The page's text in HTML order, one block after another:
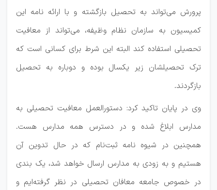
پرورش می‌تواند به تحصیل بازگشته و با ارائه نامه این
کمیسیون به سازمان نظام وظیفه، می‌تواند از معافیت
تحصیلی استفاده کند البته این شرط برای کسانی است که
ترک تحصیلشان زیر یکسال بوده و دوباره به تحصیل
بازگردند.
وی در پایان تاکید کرد: دستورالعمل معافیت تحصیلی به
مدارس ابلاغ شده و در دسترس همه مدارس هست.
همچنین در شیوه نامه ثبت‌نام که در حال تدوین آن
هستیم و به زودی به مدارس ارسال خواهد شد، یک بندی
در خصوص جامعه معافان تحصیلی در نظر گرفته‌ایم و